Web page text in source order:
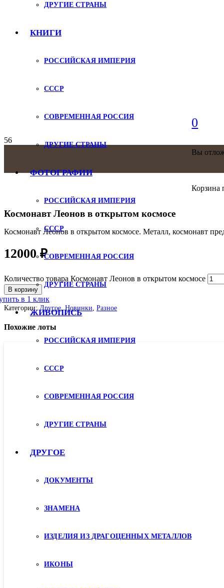
ДРУГИЕ СТРАНЫ
КНИГИ
РОССИЙСКАЯ ИМПЕРИЯ
СССР
СОВРЕМЕННАЯ РОССИЯ
ДРУГИЕ СТРАНЫ
ФОТОГРАФИИ
РОССИЙСКАЯ ИМПЕРИЯ
СССР
СОВРЕМЕННАЯ РОССИЯ
ДРУГИЕ СТРАНЫ
ЖИВОПИСЬ
РОССИЙСКАЯ ИМПЕРИЯ
СССР
СОВРЕМЕННАЯ РОССИЯ
ДРУГИЕ СТРАНЫ
ДРУГОЕ
ДОКУМЕНТЫ
ЗНАМЕНА
ИЗДЕЛИЯ ИЗ ДРАГОЦЕННЫХ МЕТАЛЛОВ
ИКОНЫ
0
Вы
Корзина
Космонавт Леонов в открытом космосе
Космонавт Леонов в открытом космосе. Металл, космонавт
12000₽
Количество товара Космонавт Леонов в открытом космосе
В корзину
в 1 клик
Категории: Другое Новинки Разное
Похожие лоты